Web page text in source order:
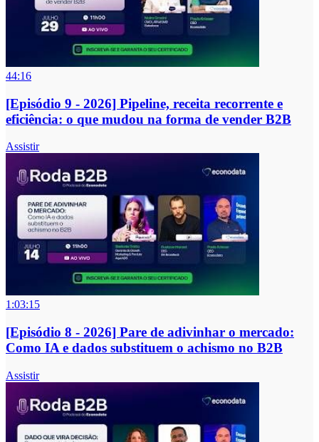
44:16
[Episódio 9 - 2026] Pipeline, receita recorrente e
eficiência: o que mudou na forma de vender B2B
Assistir
1:03:15
[Episódio 8 - 2026] Pare de adivinhar o mercado:
Como IA e dados substituem o achismo no B2B
Assistir